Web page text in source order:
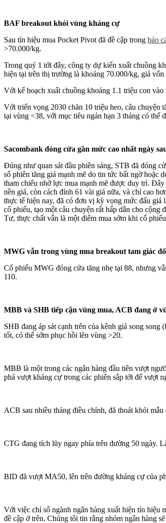
BAF breakout khỏi vùng kháng cự
Sau tín hiệu mua Pocket Pivot đã đề cập trong báo
>70.000/kg.
Trong quý 1 tới đây, công ty dự kiến xuất chuồng
hiện tại trên thị trường là khoảng 70.000/kg, giá
Với kế hoạch xuất chuồng khoảng 1.1 triệu con
Với triển vọng 2030 chăn 10 triệu heo, câu chuyện
tại vùng <38, với mục tiêu ngán hạn 3 tháng có thể
Sacombank đóng cửa gần mức cao nhất ngày
Đúng như quan sát đầu phiên sáng, STB đã đóng
số phiên tăng giá mạnh mẽ do tin tức bất ngờ hoặc
tham chiếu nhờ lực mua mạnh mẽ được duy trì.
nền giá, còn cách đỉnh 61 vài giá nữa, và chỉ cao
thực tế hiện nay, đã có đơn vị kỳ vọng mức đấu
cổ phiếu, tạo một câu chuyện rất hấp dẫn cho
Tư, thực chất vẫn là một điểm mua sớm khi cổ
MWG vẫn trong vùng mua breakout tam giác
Cổ phiếu MWG đóng cửa tăng nhẹ tại 88, nhưng
110.
MBB và SHB tiếp cận vùng mua, ACB đang ở
SHB đang áp sát cạnh trên của kênh giá song
tốt, có thể sớm phục hồi lên vùng >20.
MBB là một trong các ngân hàng đầu tiên vượt
phá vượt kháng cự trong các phiên sắp tới để vượt
ACB sau nhiều tháng điều chỉnh, đã thoát khỏi
CTG đang tích lũy ngay phía trên đường 50 ngày.
BID đã vượt MA50, lên trên đường kháng cự của
Với việc chỉ số ngành ngân hàng xuất hiện tín hiệu
đề cập ở trên. Chúng tôi tin rằng nhóm ngân hàng